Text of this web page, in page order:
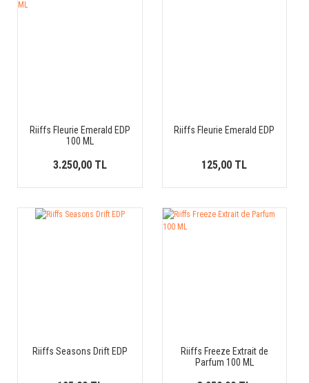
Riiffs Fleurie Emerald EDP
100 ML
3.250,00 TL
Riiffs Fleurie Emerald EDP
125,00 TL
Riiffs Seasons Drift EDP
Riiffs Freeze Extrait de
Parfum 100 ML